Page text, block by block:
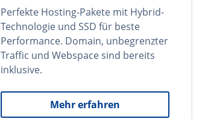
Perfekte Hosting-Pakete mit Hybrid-
Technologie und SSD für beste
Performance. Domain, unbegrenzter
Traffic und Webspace sind bereits
inklusive.
Mehr erfahren